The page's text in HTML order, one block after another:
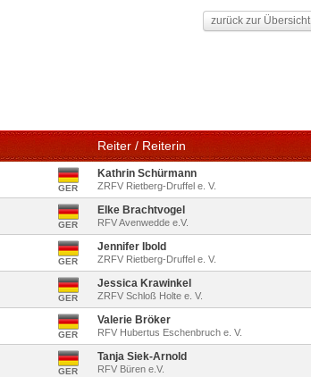
zurück zur Übersicht
Reiter / Reiterin
GER
Kathrin Schürmann
ZRFV Rietberg-Druffel e. V.
GER
Elke Brachtvogel
RFV Avenwedde e.V.
GER
Jennifer Ibold
ZRFV Rietberg-Druffel e. V.
GER
Jessica Krawinkel
ZRFV Schloß Holte e. V.
GER
Valerie Bröker
RFV Hubertus Eschenbruch e. V.
GER
Tanja Siek-Arnold
RFV Büren e.V.